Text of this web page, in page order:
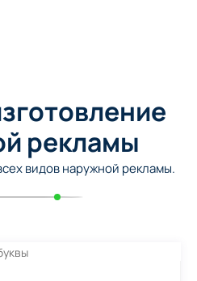
рекламы
видов наружной рекламы.